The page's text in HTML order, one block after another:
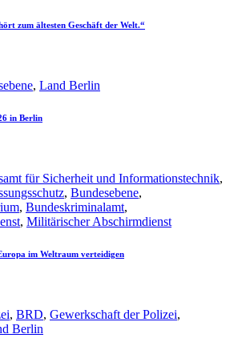
zum ältesten Geschäft der Welt.“
, Land Berlin
in Berlin
für Sicherheit und Informationstechnik,
, Bundesebene,
, Bundeskriminalamt,
, Militärischer Abschirmdienst
im Weltraum verteidigen
, BRD, Gewerkschaft der Polizei,
Berlin